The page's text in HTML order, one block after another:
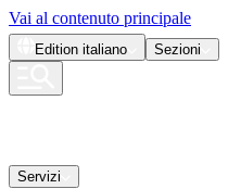
Vai al contenuto principale
Edition italiano Sezioni
Servizi